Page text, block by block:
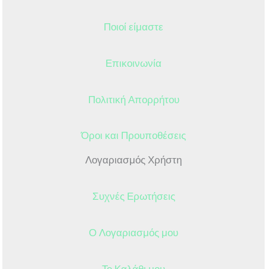
Ποιοί είμαστε
Επικοινωνία
Πολιτική Απορρήτου
Όροι και Προυποθέσεις
Λογαριασμός Χρήστη
Συχνές Ερωτήσεις
Ο Λογαριασμός μου